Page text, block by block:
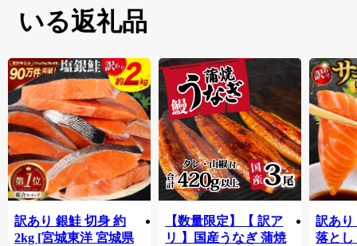
いる返礼品
訳あり 銀鮭 切身 約
2kg [宮城東洋 宮城県
【数量限定】【 訳ア
リ 】国産うなぎ 蒲焼
訳あり
落とし